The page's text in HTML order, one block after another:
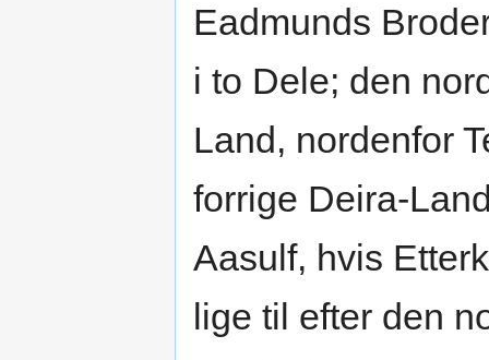
Eadmunds
i to Dele; den
Land, nordenfor
forrige Deira-
Aasulf, hvis
lige til efter den